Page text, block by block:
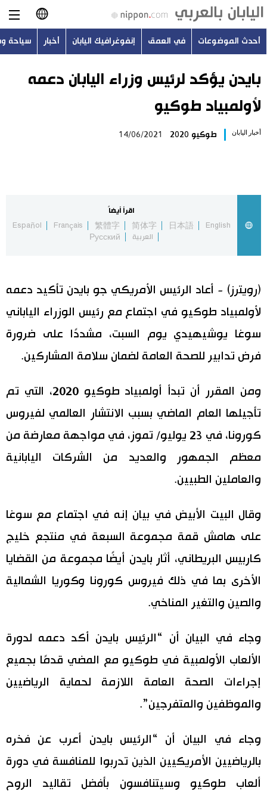
日本語
English
Русский
أحدث الموضوعات
اليابان في فيديو
مانغا وأنيمي
علوم وتكنولوجيا
الأقسام
صور
أشخاص
سياسة
اقتصاد
لايف ستايل
اللغة اليابانية
المطبخ الياباني
تواصل معنا
أحدث الموضوعات في العمق إنفوغرافيك اليابان أخبار سياحة
بايدن يؤكد لرئيس وزراء اليابان دعمه
لأولمبياد طوكيو
أخبار اليابان طوكيو 2020 14/06/2021
اقرأ أيضاً
English
日本語
简体字
繁體字
Français
Español
العربية
Русский
(رويترز) - أعاد الرئيس الأمريكي جو بايدن تأكيد دعمه
لأولمبياد طوكيو في اجتماع مع رئيس الوزراء الياباني
سوغا يوشيهيدي يوم السبت، مشددًا على ضرورة
فرض تدابير للصحة العامة لضمان سلامة المشاركين.
ومن المقرر أن تبدأ أولمبياد طوكيو 2020، التي تم
تأجيلها العام الماضي بسبب الانتشار العالمي لفيروس
كورونا، في 23 يوليو/ تموز، في مواجهة معارضة من
معظم الجمهور والعديد من الشركات اليابانية
والعاملين الطبيين.
وقال البيت الأبيض في بيان إنه في اجتماع مع سوغا
على هامش قمة مجموعة السبعة في منتجع خليج
كاربيس البريطاني، أثار بايدن أيضًا مجموعة من القضايا
الأخرى بما في ذلك فيروس كورونا وكوريا الشمالية
والصين والتغير المناخي.
وجاء في البيان أن “الرئيس بايدن أكد دعمه لدورة
الألعاب الأولمبية في طوكيو مع المضي قدمًا بجميع
إجراءات الصحة العامة اللازمة لحماية الرياضيين
والموظفين والمتفرجين”.
وجاء في البيان أن “الرئيس بايدن أعرب عن فخره
بالرياضيين الأمريكيين الذين تدربوا للمنافسة في دورة
ألعاب طوكيو وسيتنافسون بأفضل تقاليد الروح